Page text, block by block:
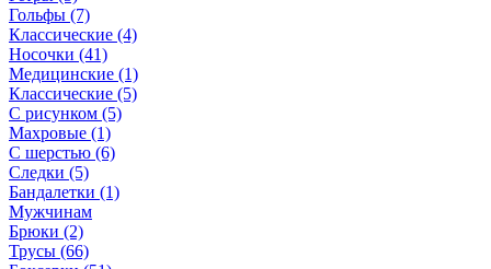
Гольфы (7)
Классические (4)
Носочки (41)
Медицинские (1)
Классические (5)
С рисунком (5)
Махровые (1)
С шерстью (6)
Следки (5)
Бандалетки (1)
Мужчинам
Брюки (2)
Трусы (66)